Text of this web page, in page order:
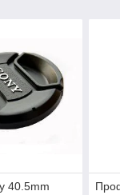
40.5mm